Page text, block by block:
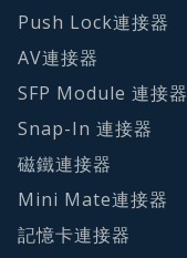
Push Lock連接器
AV連接器
SFP Module 連接器
Snap-In 連接器
磁鐵連接器
Mini Mate連接器
記憶卡連接器